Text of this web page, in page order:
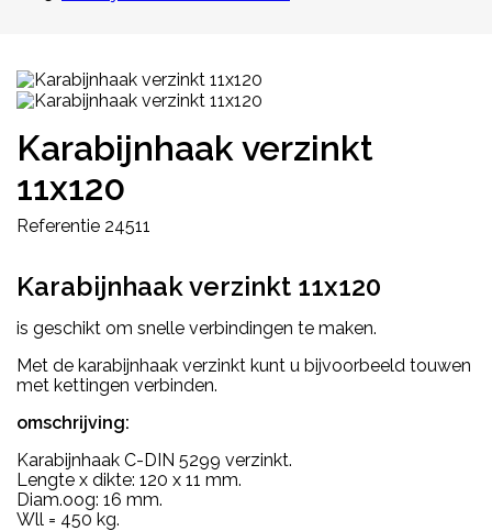
Karabijnhaak verzinkt
11x120
Referentie 24511
Karabijnhaak verzinkt 11x120
is geschikt om snelle verbindingen te maken.
Met de karabijnhaak verzinkt kunt u bijvoorbeeld touwen
met kettingen verbinden.
omschrijving:
Karabijnhaak C-DIN 5299 verzinkt.
Lengte x dikte: 120 x 11 mm.
Diam.oog: 16 mm.
Wll = 450 kg.